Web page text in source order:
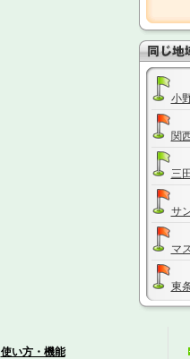
小
関
三
サ
マ
東
使い方・機能